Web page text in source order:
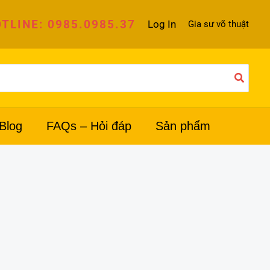
0985.0985.37 Log In Gia sư võ thuật
FAQs – Hỏi đáp Sản phẩm